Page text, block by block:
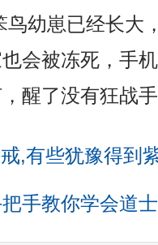
鸟幼崽已经长大
会被冻死，手
醒了没有狂战
,有些犹豫得到
手教你学会道